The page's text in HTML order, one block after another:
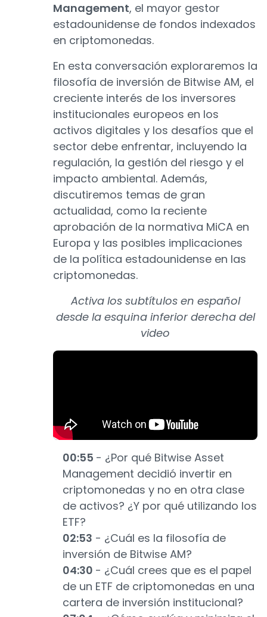
Management, el mayor gestor
estadounidense de fondos indexados
en criptomonedas.
En esta conversación exploraremos la
filosofía de inversión de Bitwise AM, el
creciente interés de los inversores
institucionales europeos en los
activos digitales y los desafíos que el
sector debe enfrentar, incluyendo la
regulación, la gestión del riesgo y el
impacto ambiental. Además,
discutiremos temas de gran
actualidad, como la reciente
aprobación de la normativa MiCA en
Europa y las posibles implicaciones
de la política estadounidense en las
criptomonedas.
Activa los subtítulos en español
desde la esquina inferior derecha del
video
00:55 - ¿Por qué Bitwise Asset
Management decidió invertir en
criptomonedas y no en otra clase
de activos? ¿Y por qué utilizando los
ETF?
02:53 - ¿Cuál es la filosofía de
inversión de Bitwise AM?
04:30 - ¿Cuál crees que es el papel
de un ETF de criptomonedas en una
cartera de inversión institucional?